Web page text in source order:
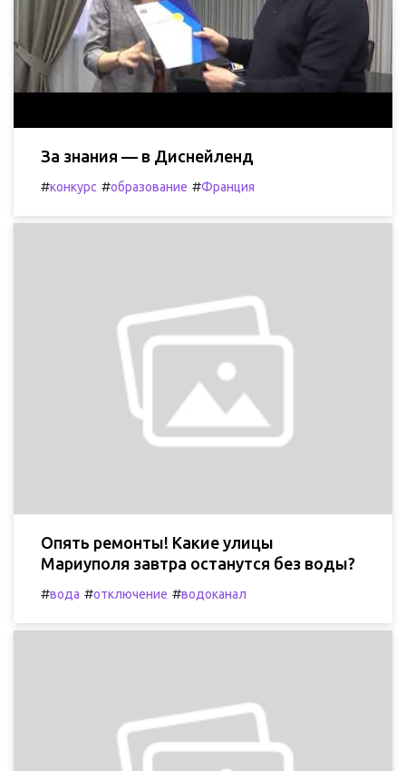
За знания — в Диснейленд
#конкурс #образование #Франция
Опять ремонты! Какие улицы
Мариуполя завтра останутся без воды?
#вода #отключение #водоканал